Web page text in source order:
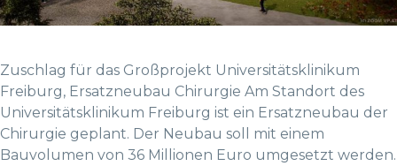
Zuschlag für das Großprojekt Universitätsklinikum
Freiburg, Ersatzneubau Chirurgie Am Standort des
Universitätsklinikum Freiburg ist ein Ersatzneubau der
Chirurgie geplant. Der Neubau soll mit einem
Bauvolumen von 36 Millionen Euro umgesetzt werden.